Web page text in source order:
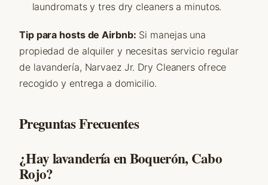
laundromats y tres dry cleaners a minutos.
Tip para hosts de Airbnb: Si manejas una
propiedad de alquiler y necesitas servicio regular
de lavandería, Narvaez Jr. Dry Cleaners ofrece
recogido y entrega a domicilio.
Preguntas Frecuentes
¿Hay lavandería en Boquerón, Cabo
Rojo?